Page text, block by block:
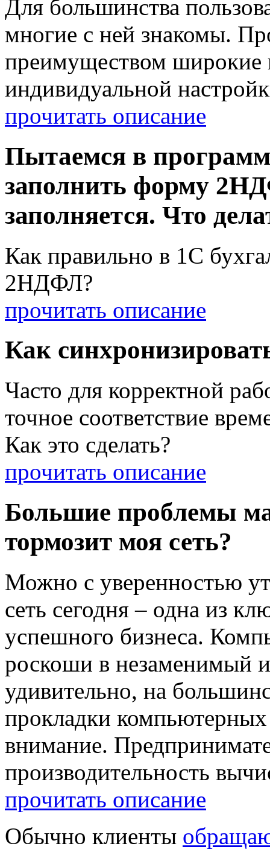
Для большинства
многие с ней знакомы.
преимуществом широкие
индивидуальной
прочитать описание
Пытаемся в
заполнить форму
заполняется. Что
Как правильно в 1С
2НДФЛ?
прочитать описание
Как
Часто для корректной
точное соответствие
Как это сделать?
прочитать описание
Большие проблемы
тормозит моя сеть?
Можно с уверенностью
сеть сегодня – одна из
успешного бизнеса.
роскоши в незаменимый
удивительно, на
прокладки компьютерных
внимание.
производительность
прочитать описание
Обычно клиенты